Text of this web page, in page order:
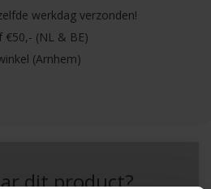
werkdag verzonden!
€50,- (NL & BE)
(Arnhem)
dit product?